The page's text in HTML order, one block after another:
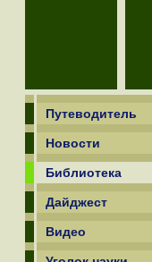
Путеводитель
Новости
Библиотека
Дайджест
Видео